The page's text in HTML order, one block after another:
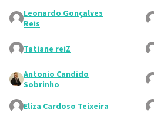
Leonardo Gonçalves
Reis
Tatiane reiZ
Antonio Candido
Sobrinho
Eliza Cardoso Teixeira